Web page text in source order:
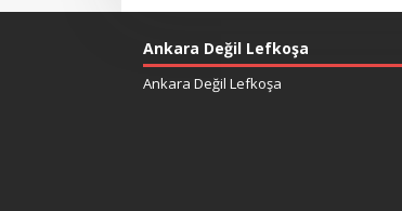
Ankara Değil Lefkoşa
Ankara Değil Lefkoşa